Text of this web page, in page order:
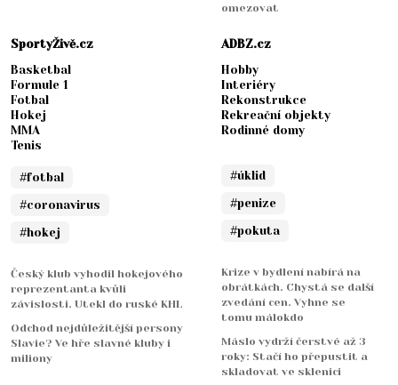
omezovat
SportyŽivě.cz
Basketbal
Formule 1
Fotbal
Hokej
MMA
Tenis
#fotbal
#coronavirus
#hokej
Český klub vyhodil hokejového
reprezentanta kvůli
závislosti. Utekl do ruské KHL
Odchod nejdůležitější persony
Slavie? Ve hře slavné kluby i
miliony
ADBZ.cz
Hobby
Interiéry
Rekonstrukce
Rekreační objekty
Rodinné domy
#úklid
#penize
#pokuta
Krize v bydlení nabírá na
obrátkách. Chystá se další
zvedání cen. Vyhne se
tomu málokdo
Máslo vydrží čerstvé až 3
roky: Stačí ho přepustit a
skladovat ve sklenici